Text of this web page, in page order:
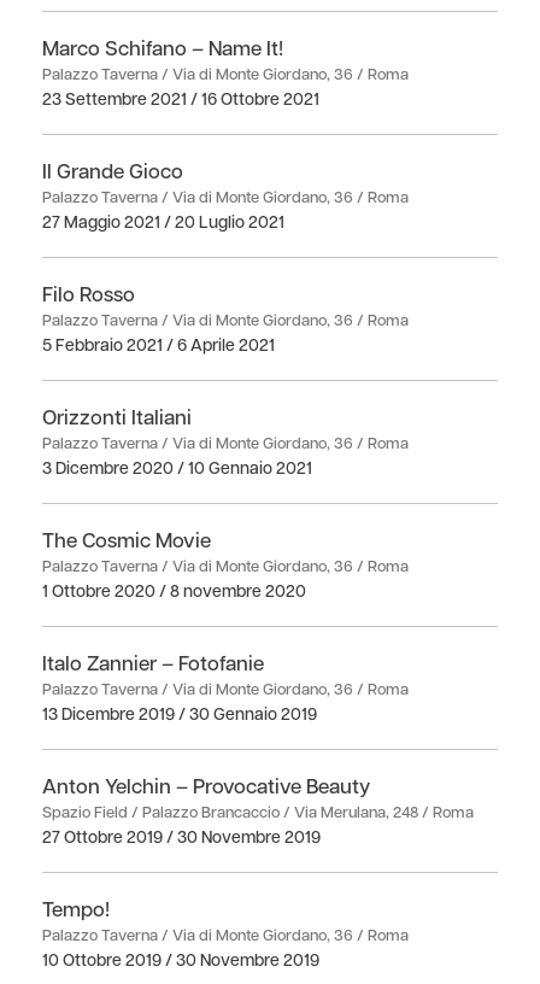
Marco Schifano – Name It!
Palazzo Taverna / Via di Monte Giordano, 36 / Roma
23 Settembre 2021 / 16 Ottobre 2021
Il Grande Gioco
Palazzo Taverna / Via di Monte Giordano, 36 / Roma
27 Maggio 2021 / 20 Luglio 2021
Filo Rosso
Palazzo Taverna / Via di Monte Giordano, 36 / Roma
5 Febbraio 2021 / 6 Aprile 2021
Orizzonti Italiani
Palazzo Taverna / Via di Monte Giordano, 36 / Roma
3 Dicembre 2020 / 10 Gennaio 2021
The Cosmic Movie
Palazzo Taverna / Via di Monte Giordano, 36 / Roma
1 Ottobre 2020 / 8 novembre 2020
Italo Zannier – Fotofanie
Palazzo Taverna / Via di Monte Giordano, 36 / Roma
13 Dicembre 2019 / 30 Gennaio 2019
Anton Yelchin – Provocative Beauty
Spazio Field / Palazzo Brancaccio / Via Merulana, 248 / Roma
27 Ottobre 2019 / 30 Novembre 2019
Tempo!
Palazzo Taverna / Via di Monte Giordano, 36 / Roma
10 Ottobre 2019 / 30 Novembre 2019